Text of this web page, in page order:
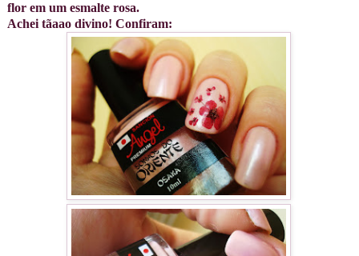
flor em um esmalte rosa.
Achei tãaao divino! Confiram: